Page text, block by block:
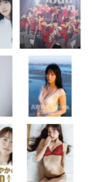
出るように変わってき
慨深いです（笑）。そ
言をしてしまうのは、
に生まれた感情に戸惑
る楠見も空気の読めな
ます。そんな楠見を、
すてきに面白く見せて
していてください。そ
反応もまた絶妙で！ま
うにも見えて、あまり
た。私も子供の送り迎
子が話しかけてくれる
じぐらいの女の子っ